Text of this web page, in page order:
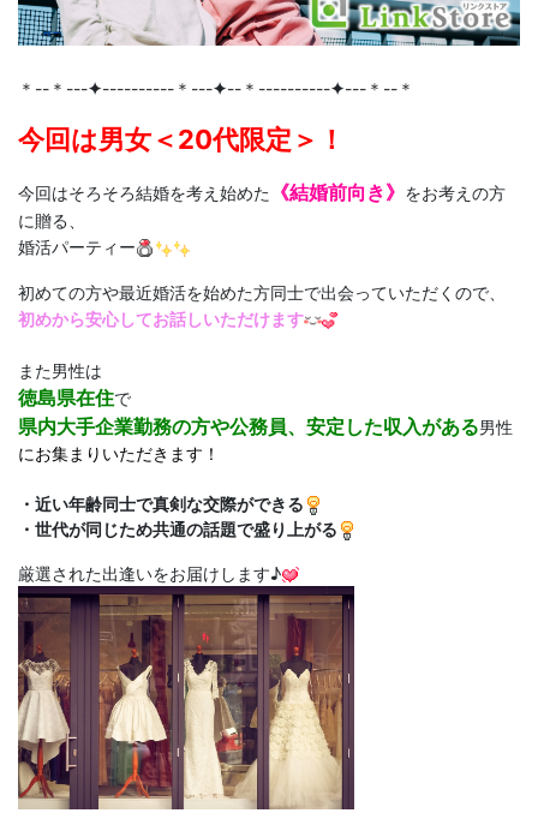
＊--＊---✦----------＊---✦--＊----------✦---＊--＊
今回は男女＜20代限定＞！
今回はそろそろ結婚を考え始めた 《結婚前向き》 をお考えの方
に贈る、
婚活パーティー
初めての方や最近婚活を始めた方同士で出会っていただくので、
初めから安心してお話しいただけます
また男性は
徳島県在住で
県内大手企業勤務の方や公務員、安定した収入がある男性
にお集まりいただきます！
・近い年齢同士で真剣な交際ができる
・世代が同じため共通の話題で盛り上がる
厳選された出逢いをお届けします♪